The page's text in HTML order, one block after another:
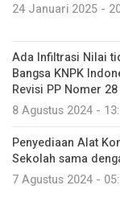
24 Januari 2025 -
Ada Infiltrasi Nilai
Bangsa KNPK
Revisi PP Nomer
8 Agustus 2024 -
Penyediaan Alat
Sekolah sama
7 Agustus 2024 -